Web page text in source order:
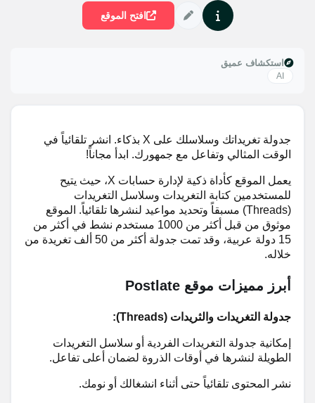
افتح الموقع
استكشاف عميق
AI
جدولة تغريداتك وسلاسلك على X بذكاء. انشر تلقائياً في
الوقت المثالي وتفاعل مع جمهورك. ابدأ مجاناً!
يعمل الموقع كأداة ذكية لإدارة حسابات X، حيث يتيح
للمستخدمين كتابة التغريدات وسلاسل التغريدات
(Threads) مسبقاً وتحديد مواعيد لنشرها تلقائياً. الموقع
موثوق من قبل أكثر من 1000 مستخدم نشط في أكثر من
15 دولة عربية، وقد تمت جدولة أكثر من 50 ألف تغريدة من
خلاله.
أبرز مميزات موقع Postlate
جدولة التغريدات والثريدات (Threads):
إمكانية جدولة التغريدات الفردية أو سلاسل التغريدات
الطويلة لنشرها في أوقات الذروة لضمان أعلى تفاعل.
نشر المحتوى تلقائياً حتى أثناء انشغالك أو نومك.